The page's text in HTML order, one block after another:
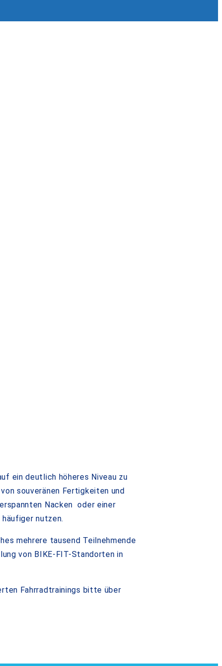
ein deutlich höheres Niveau zu
souveränen Fertigkeiten und
Nacken oder einer
nutzen.
mehrere tausend Teilnehmende
von BIKE-FIT-Standorten in
Fahrradtrainings bitte über